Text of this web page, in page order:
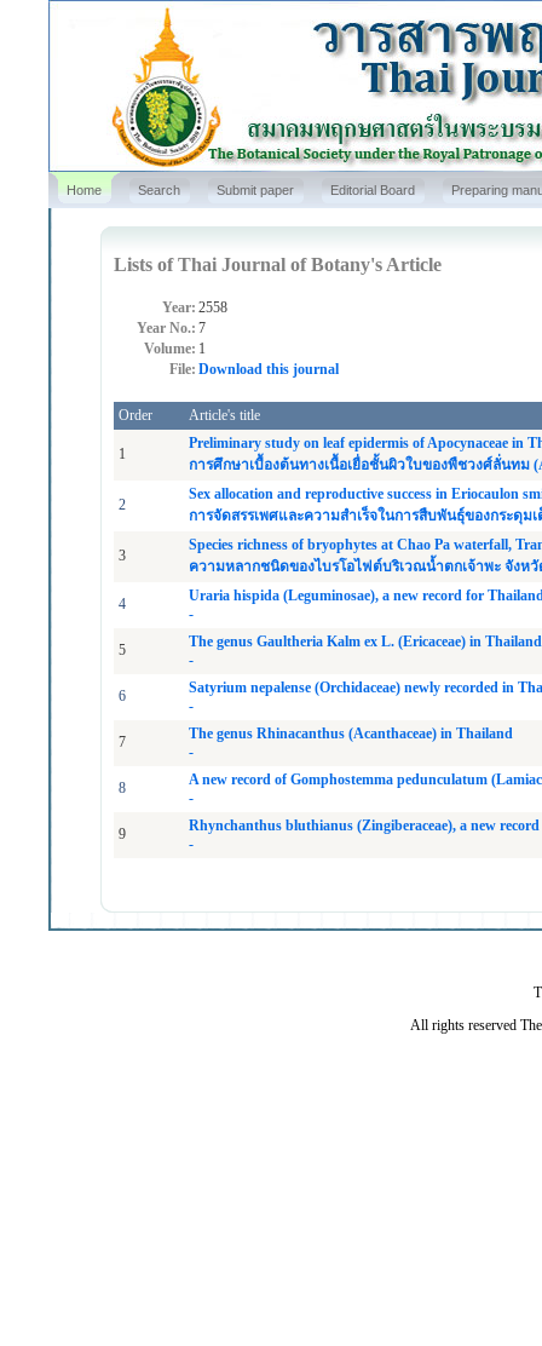
Home Search Submit paper Editorial Board Preparing
Lists of Thai Journal of Botany's Article
Year: 2558
Year No.: 7
Volume: 1
File: Download this journal
Order Article's title
1
Preliminary study on leaf epidermis of Apocynaceae in
การศึกษาเบื้องต้นทางเนื้อเยื่อชั้นผิวใบของพืชวงศ์ลั่นทม
2
Sex allocation and reproductive success in Eriocaulon
การจัดสรรเพศและความสำเร็จในการสืบพันธุ์ของกระดุม
3
Species richness of bryophytes at Chao Pa waterfall,
ความหลากชนิดของไบรโอไฟต์บริเวณน้ำตกเจ้าพะ จังหวั
4
Uraria hispida (Leguminosae), a new record for
-
5
The genus Gaultheria Kalm ex L. (Ericaceae) in Thailand
-
6
Satyrium nepalense (Orchidaceae) newly recorded in
-
7
The genus Rhinacanthus (Acanthaceae) in Thailand
-
8
A new record of Gomphostemma pedunculatum
-
9
Rhynchanthus bluthianus (Zingiberaceae), a new
-
All rights reserved